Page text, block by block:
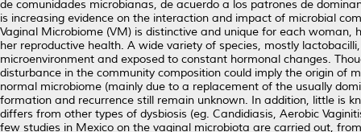
de comunidades microbianas, de acuerdo a los patrones de
is increasing evidence on the interaction and impact of microbial
Vaginal Microbiome (VM) is distinctive and unique for each
her reproductive health. A wide variety of species, mostly
microenvironment and exposed to constant hormonal changes.
disturbance in the community composition could imply the origin of
normal microbiome (mainly due to a replacement of the usually
formation and recurrence still remain unknown. In addition, little is
differs from other types of dysbiosis (eg. Candidiasis, Aerobic
few studies in Mexico on the vaginal microbiota are carried out,